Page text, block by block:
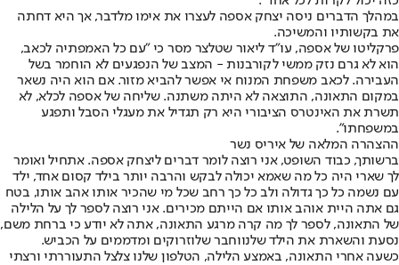
במהלך הדברים ניסה יצחק אספה לעצרו את אימו מלדבר, אך היא דחתה
את בקשותיו והמשיכה.
פרקליטו של אספה, עו״ד ליאור שטלצר מסר כי "עם כל האמפתיה לכאב,
הוא לא גרם נזק ממשי לקורבנות - המצב של הנפגעים לא הוחמר בשל
העבירה. לכאב משפחת המנוח אי אפשר להביא מזור. אם הוא היה נשאר
במקום התאונה, התוצאה לא היתה משתנה. שליחה של אספה לכלא, לא
תשרת את האינטרס הציבורי היא רק תגדיל את מעגלי הסבל ותפגע
במשפחתו".
ההצהרה המלאה של איריס נשר
ברשותך, כבוד השופט, אני רוצה לומר דברים ליצחק אספה. אתחיל ואומר
לך שארי היה כל מה שאמא יכולה לבקש והרבה יותר בילד קסום אחד, ילד
עם נשמה כל כך גדולה ולב כל כך רחב שכל מי שהכיר אותו אהב אותו, בטח
גם אתה היית אוהב אותו אם הייתם מכירים. אני רוצה לספר לך על הלילה
של התאונה, לספר לך מה קרה מרגע התאונה, אתה לא יודע כי ברחת משם,
נסעת והשארת את הילד שלנווחבר שלוזרוקים ומדממים על הכביש.
כשעה אחרי התאונה, באמצע הלילה, הטלפון שלנו צלצל התעוררתי ורצתי